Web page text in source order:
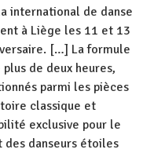
international de danse
à Liège les 11 et 13
[…] La formule
de deux heures,
parmi les pièces
classique et
exclusive pour le
des danseurs étoiles